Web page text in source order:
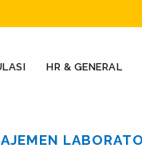
HR & GENERAL